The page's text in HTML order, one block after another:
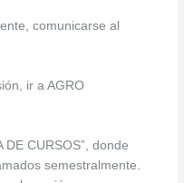
comunicarse al
ir a AGRO
DE CURSOS”, donde
semestralmente.